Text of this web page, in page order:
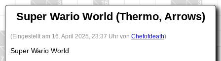
Super Wario World (Thermo, Arrows)
(Eingestellt am 16. April 2025, 23:37 Uhr von Chefofdeath)
Super Wario World